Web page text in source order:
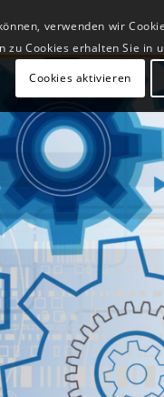
verwenden wir
zu Cookies erhalten Sie in
Cookies aktivieren